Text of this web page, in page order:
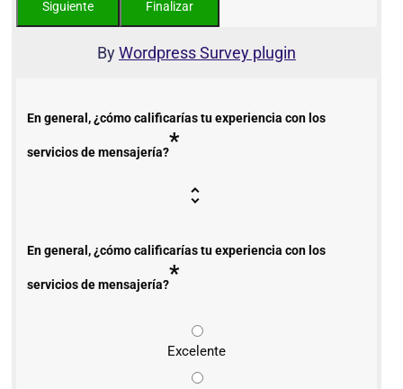
ByWordpress Survey plugin
En general, ¿cómo calificarías tu experiencia con los
servicios de mensajería?*
En general, ¿cómo calificarías tu experiencia con los
servicios de mensajería?*
Excelente